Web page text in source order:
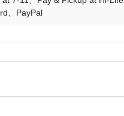
PayPal